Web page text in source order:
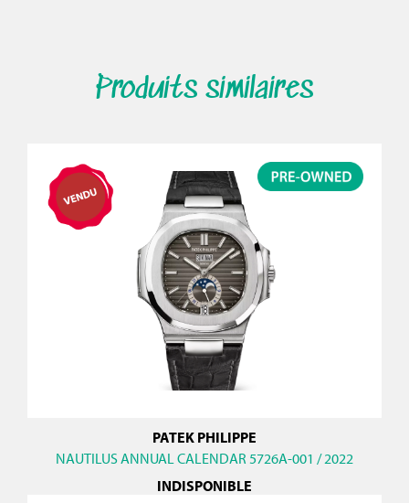
Produits similaires
PATEK PHILIPPE
NAUTILUS ANNUAL CALENDAR 5726A-001 / 2022
INDISPONIBLE